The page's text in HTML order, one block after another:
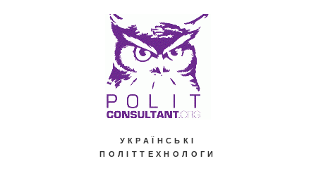
УКРАЇНСЬКІ
ПОЛІТТЕХНОЛОГИ